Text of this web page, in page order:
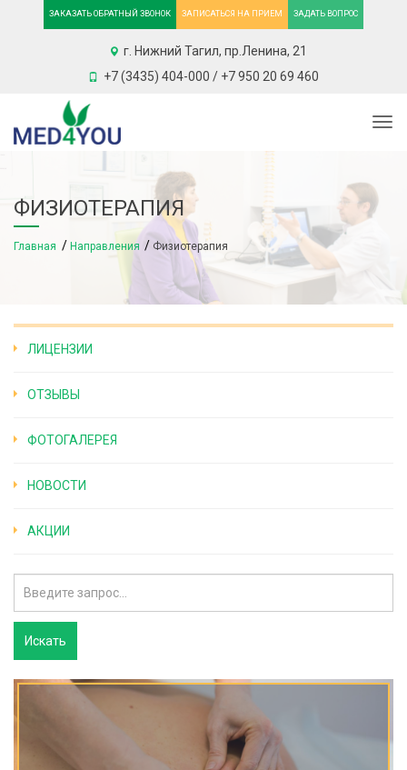
ЗАКАЗАТЬ ОБРАТНЫЙ ЗВОНОК ЗАПИСАТЬСЯ НА ПРИЕМ ЗАДАТЬ ВОПРОС
г. Нижний Тагил, пр.Ленина, 21
+7 (3435) 404-000 / +7 950 20 69 460
ФИЗИОТЕРАПИЯ
Главная Направления Физиотерапия
ЛИЦЕНЗИИ
ОТЗЫВЫ
ФОТОГАЛЕРЕЯ
НОВОСТИ
АКЦИИ